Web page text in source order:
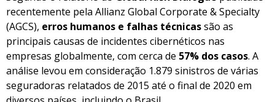
recentemente pela Allianz Global Corporate & Specialty
(AGCS), erros humanos e falhas técnicassão as
principais causas de incidentes cibernéticos nas
empresas globalmente, com cerca de 57% dos casos. A
análise levou em consideração 1.879 sinistros de várias
seguradoras relatados de 2015 até o final de 2020 em